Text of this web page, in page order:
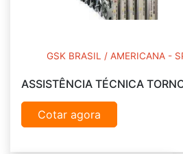
GSK BRASIL / AMERICANA -
ASSISTÊNCIA TÉCNICA
Cotar agora